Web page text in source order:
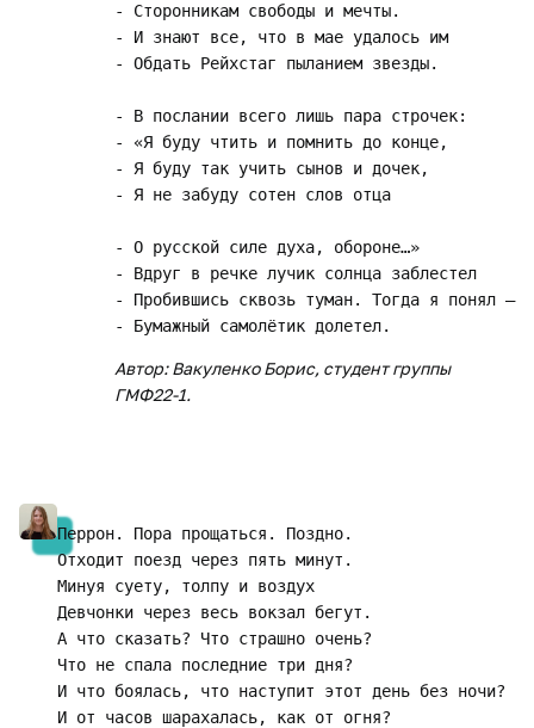
- Сторонникам свободы и мечты.
- И знают все, что в мае удалось им
- Обдать Рейхстаг пыланием звезды.
- В послании всего лишь пара строчек:
- «Я буду чтить и помнить до конце,
- Я буду так учить сынов и дочек,
- Я не забуду сотен слов отца
- О русской силе духа, обороне…»
- Вдруг в речке лучик солнца заблестел
- Пробившись сквозь туман. Тогда я понял –
Автор: Вакуленко Борис, студент группы
ГМФ22-1.
Перрон. Пора прощаться. Поздно.
Отходит поезд через пять минут.
Минуя суету, толпу и воздух
Девчонки через весь вокзал бегут.
А что сказать? Что страшно очень?
Что не спала последние три дня?
И что боялась, что наступит этот день без ночи?
И от часов шарахалась, как от огня?